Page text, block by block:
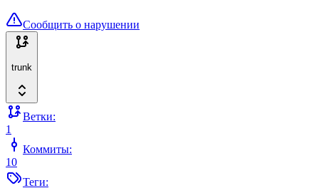
Сообщить о нарушении
trunk
Ветки:
1
Коммиты:
10
Теги: